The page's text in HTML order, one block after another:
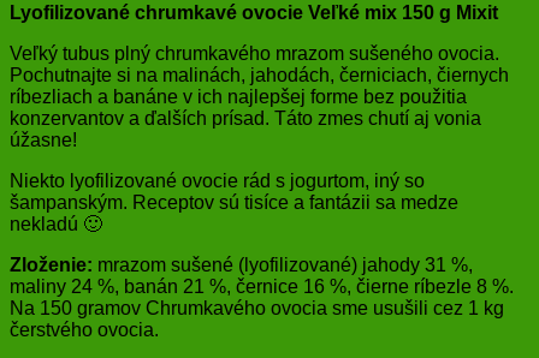
Lyofilizované chrumkavé ovocie Veľké mix 150 g Mixit
Veľký tubus plný chrumkavého mrazom sušeného ovocia.
Pochutnajte si na malinách, jahodách, černiciach, čiernych
ríbezliach a banáne v ich najlepšej forme bez použitia
konzervantov a ďalších prísad. Táto zmes chutí aj vonia
úžasne!
Niekto lyofilizované ovocie rád s jogurtom, iný so
šampanským. Receptov sú tisíce a fantázii sa medze
nekladú 🙂
Zloženie: mrazom sušené (lyofilizované) jahody 31 %,
maliny 24 %, banán 21 %, černice 16 %, čierne ríbezle 8 %.
Na 150 gramov Chrumkavého ovocia sme usušili cez 1 kg
čerstvého ovocia.